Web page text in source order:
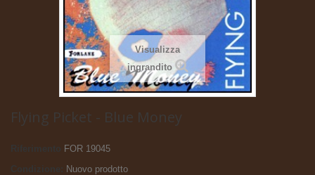
Visualizza
ingrandito
Flying Picket - Blue Money
Riferimento
FOR 19045
Nuovo prodotto